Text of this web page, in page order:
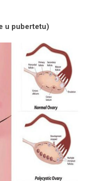
u pubertetu)